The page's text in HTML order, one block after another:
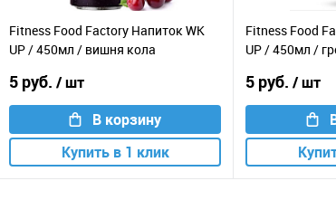
Fitness Food Factory Напиток WK
UP / 450мл / вишня кола
5 руб. / шт
В корзину
Купить в 1 клик
Fitness Food
UP / 450мл /
5 руб. / шт